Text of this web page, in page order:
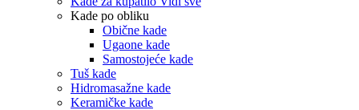
Kade po obliku
Obične kade
Ugaone kade
Samostojeće kade
Tuš kade
Hidromasažne kade
Keramičke kade